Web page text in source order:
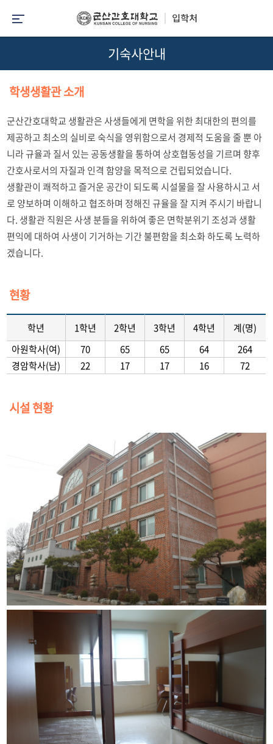
기숙사안내
학생생활관 소개
군산간호대학교 생활관은 사생들에게 면학을 위한 최대한의 편의를
제공하고 최소의 실비로 숙식을 영위함으로서 경제적 도움을 줄 뿐 아
니라 규율과 질서 있는 공동생활을 통하여 상호협동성을 기르며 향후
간호사로서의 자질과 인격 함양을 목적으로 건립되었습니다.
생활관이 쾌적하고 즐거운 공간이 되도록 시설물을 잘 사용하시고 서
로 양보하며 이해하고 협조하며 정해진 규율을 잘 지켜 주시기 바랍니
다. 생활관 직원은 사생 분들을 위하여 좋은 면학분위기 조성과 생활
편익에 대하여 사생이 기거하는 기간 불편함을 최소화 하도록 노력하
겠습니다.
현황
학년 1학년 2학년 3학년 4학년
계(명)
아원학사(여)
70 65 65 64
264
경암학사(남)
22 17 17 16 72
시설 현황